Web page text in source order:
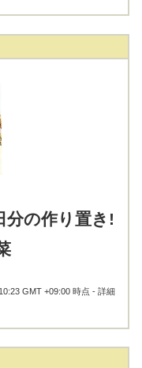
分の作り置き!
GMT +09:00 時点 -詳細